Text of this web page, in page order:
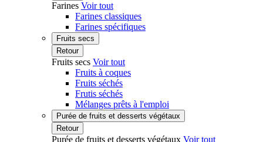
Farines Voir tout
Farines classiques
Farines spécifiques
Fruits secs
Retour
Fruits secs Voir tout
Fruits à coques
Fruits séchés
Frutis séchés
Mélanges prêts à l'emploi
Purée de fruits et desserts végétaux
Retour
Purée de fruits et desserts végétaux Voir tout